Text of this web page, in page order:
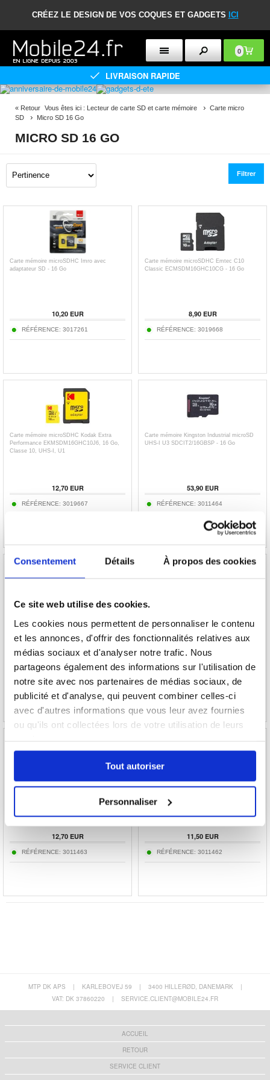
Consentement Détails À propos des cookies
Ce site web utilise des cookies.
Les cookies nous permettent de personnaliser le contenu
et les annonces, d'offrir des fonctionnalités relatives aux
médias sociaux et d'analyser notre trafic. Nous
partageons également des informations sur l'utilisation de
notre site avec nos partenaires de médias sociaux, de
publicité et d'analyse, qui peuvent combiner celles-ci
avec d'autres informations que vous leur avez fournies
ou qu'ils ont collectées lors de votre utilisation de leurs
Tout autoriser
Personnaliser
CRÉEZ LE DESIGN DE VOS COQUES ET GADGETS ICI
0
LIVRAISON RAPIDE
« Retour Vous êtes ici : Lecteur de carte SD et carte mémoire
Carte micro
SD
Micro SD 16 Go
MICRO SD 16 GO
Filtrer
Carte mémoire microSDHC Imro avec
adaptateur SD - 16 Go
10,20EUR
RÉFÉRENCE: 3017261
Carte mémoire microSDHC Emtec C10
Classic ECMSDM16GHC10CG - 16 Go
8,90EUR
RÉFÉRENCE: 3019668
Carte mémoire microSDHC Kodak Extra
Performance EKMSDM16GHC10J6, 16 Go,
Classe 10, UHS-I, U1
12,70EUR
RÉFÉRENCE: 3019667
Carte mémoire Kingston Industrial microSD
UHS-I U3 SDCIT2/16GBSP - 16 Go
53,90EUR
RÉFÉRENCE: 3011464
Carte mémoire microSDHC Kodak Extra
11,50EUR
RÉFÉRENCE:
Carte mémoire Philips MicroSDHC UHS-I U1
11,50 EUR
RÉFÉRENCE: 3011465
Carte MicroSDHC avec adaptateur Verbatim
12,70EUR
RÉFÉRENCE: 3011463
GoodRam Carte mémoire MicroSDHC M1AA-
11,50EUR
RÉFÉRENCE: 3011462
MTP DK APS | KARLEBOVEJ 59 | 3400 HILLERØD, DANEMARK
|
VAT: DK 37860220
| SERVICE.CLIENT@MOBILE24.FR
ACCUEIL
RETOUR
SERVICE CLIENT